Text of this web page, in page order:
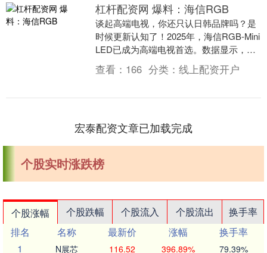
杠杆配资网 爆料：海信RGB
谈起高端电视，你还只认日韩品牌吗？是
时候更新认知了！2025年，海信RGB-Mini
LED已成为高端电视首选。数据显示，海
信在RGB-Mini LED电视的销....
查看： 166 分类： 线上配资开户
宏泰配资文章已加载完成
个股实时涨跌榜
个股涨幅 个股跌幅 个股流入 个股流出
换手率
排名
名称 最新价 涨幅
换手率
1
N展芯 116.52 396.89% 79.39%